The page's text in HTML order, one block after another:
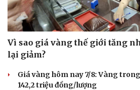
Vì sao giá vàng thế giới tăng
lại giảm?
Giá vàng hôm nay 7/8: Vàng
142,2 triệu đồng/lượng